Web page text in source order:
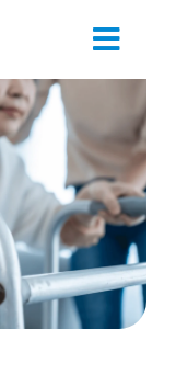
Cerca
…
Inici